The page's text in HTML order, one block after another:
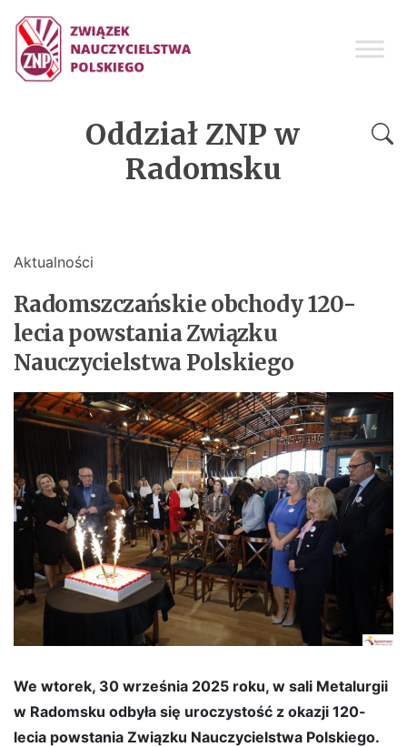
Oddział ZNP w
Radomsku
Aktualności
Radomszczańskie obchody 120-
lecia powstania Związku
Nauczycielstwa Polskiego
We wtorek, 30 września 2025 roku, w sali Metalurgii
w Radomsku odbyła się uroczystość z okazji 120-
lecia powstania Związku Nauczycielstwa Polskiego.